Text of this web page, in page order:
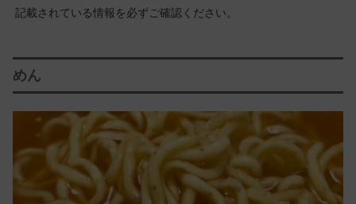
記載されている情報を必ずご確認ください。
めん